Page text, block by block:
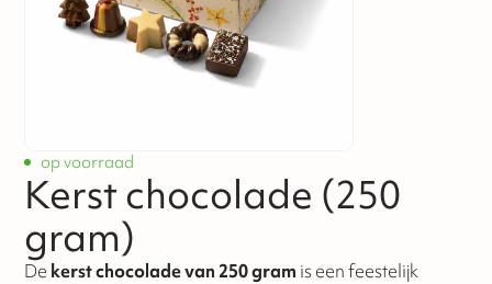
op voorraad
Kerst chocolade (250
gram)
De kerst chocolade van 250 gram is een feestelijk